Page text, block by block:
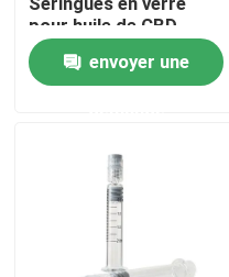
Contactez-nous
Pack de mauvaises
pour huile de CBD
envoyer une